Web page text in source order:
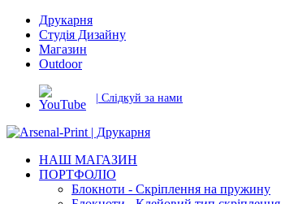
Друкарня
Студія Дизайну
Магазин
Outdoor
| Слідкуй за нами
НАШ МАГАЗИН
ПОРТФОЛІО
Блокноти - Скріплення на пружину